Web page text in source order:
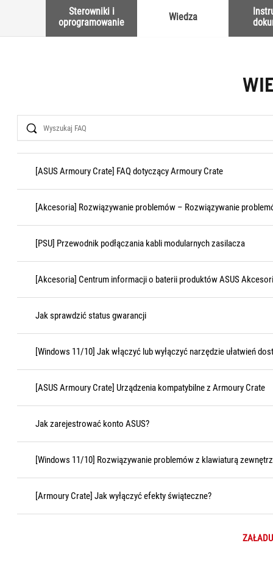
Sterowniki i
oprogramowanie
Wiedza
Search
[ASUS Armoury Crate] FAQ dotyczący Armoury Crate
[Akcesoria] Rozwiązywanie problemów – Rozwiązywanie
[PSU] Przewodnik podłączania kabli modularnych zasilacza
[Akcesoria] Centrum informacji o baterii produktów ASUS
Jak sprawdzić status gwarancji
[Windows 11/10] Jak włączyć lub wyłączyć narzędzie ułatwień
[ASUS Armoury Crate] Urządzenia kompatybilne z Armoury Crate
Jak zarejestrować konto ASUS?
[Windows 11/10] Rozwiązywanie problemów z klawiaturą
[Armoury Crate] Jak wyłączyć efekty świąteczne?